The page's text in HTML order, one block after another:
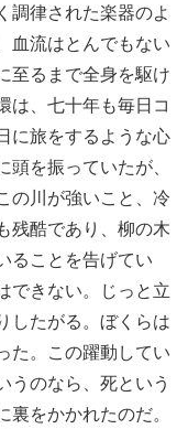
調律された楽器のよ
血流はとんでもない
至るまで全身を駆け
は、七十年も毎日コ
に旅をするような心
を振っていたが、
の川が強いこと、冷
残酷であり、柳の木
ることを告げてい
できない。じっと立
したがる。ぼくらは
た。この躍動してい
うのなら、死という
をかかれたのだ。